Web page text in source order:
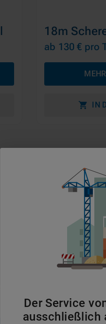
18m
ab 130 € pro
IN
ab 186 € pro
Der Service
ausschließlich